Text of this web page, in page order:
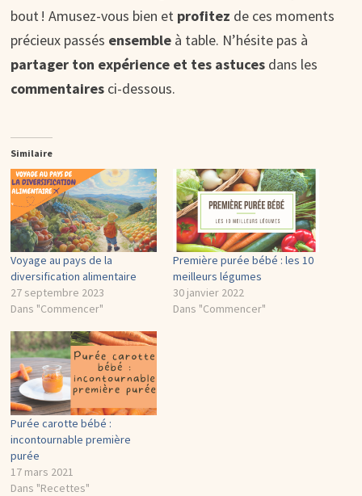
bout ! Amusez-vous bien et profitez de ces moments
précieux passés ensemble à table. N’hésite pas à
partager ton expérience et tes astucesdans les
commentaires ci-dessous.
Similaire
Voyage au pays de la
diversification alimentaire
27 septembre 2023
Dans "Commencer"
Première purée bébé : les 10
meilleurs légumes
30 janvier 2022
Dans "Commencer"
Purée carotte bébé :
incontournable première
purée
17 mars 2021
Dans "Recettes"